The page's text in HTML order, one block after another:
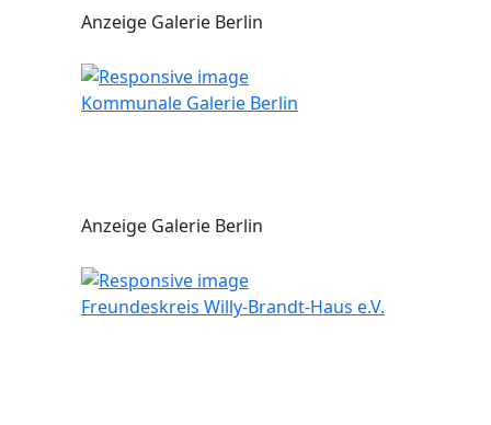
Anzeige Galerie Berlin
Kommunale Galerie Berlin
Anzeige Galerie Berlin
Freundeskreis Willy-Brandt-Haus e.V.